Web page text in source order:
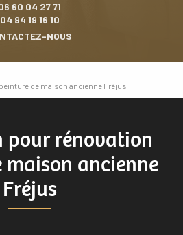
60 04 27 71
04 94 19 16 10
NOUS
de maison ancienne Fréjus
pour rénovation
ancienne
Fréjus